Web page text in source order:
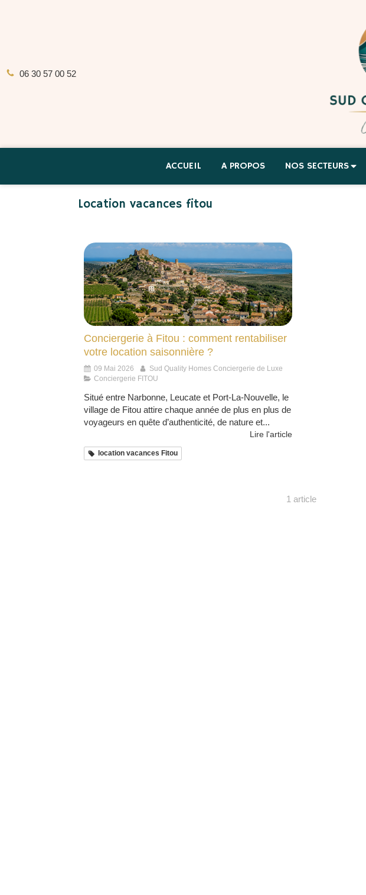
06 30 57 00 52
ACCUEIL A PROPOS NOS SECTEURS
Location vacances fitou
Conciergerie à Fitou : comment rentabiliser
votre location saisonnière ?
09 Mai 2026
Sud Quality Homes Conciergerie de Luxe
Conciergerie FITOU
Situé entre Narbonne, Leucate et Port-La-Nouvelle, le
village de Fitou attire chaque année de plus en plus de
voyageurs en quête d’authenticité, de nature et...
Lire l'article
location vacances Fitou
1 article